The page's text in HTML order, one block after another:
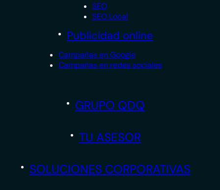
SEO
SEO Local
Publicidad online
Campañas en Google
Campañas en redes sociales
GRUPO QDQ
TU ASESOR
SOLUCIONES CORPORATIVAS